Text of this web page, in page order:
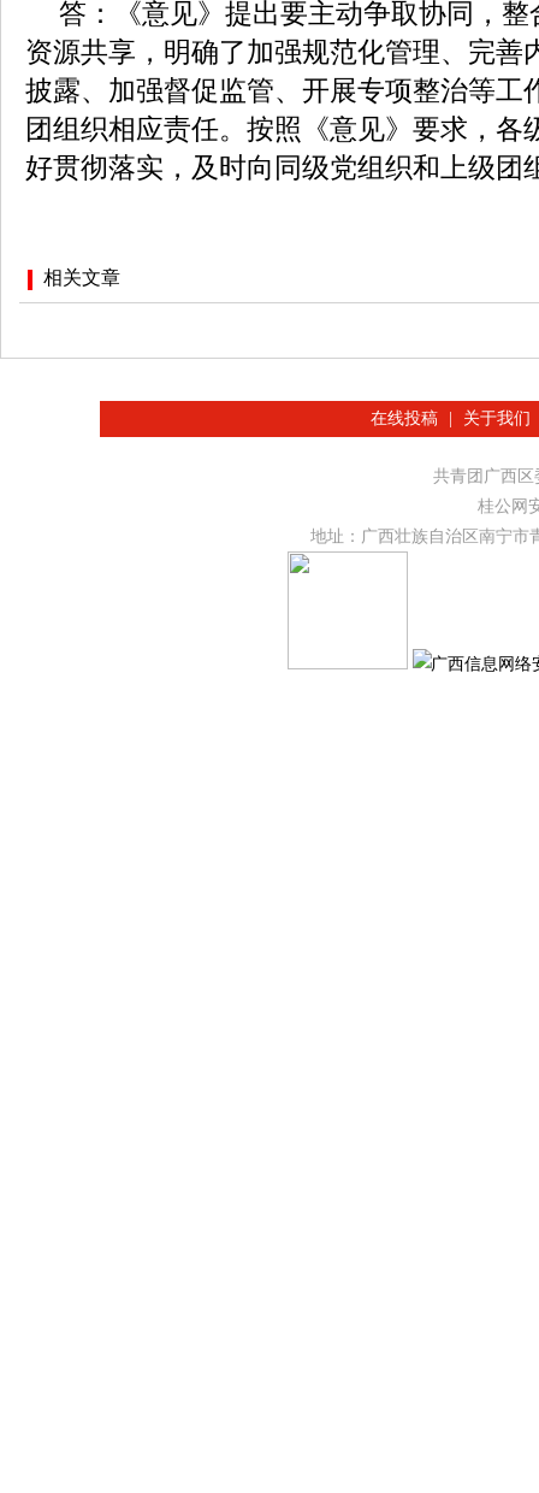
答：《意见》提出要主动争取协同，
资源共享，明确了加强规范化管理、完善
披露、加强督促监管、开展专项整治等工
团组织相应责任。按照《意见》要求，各
好贯彻落实，及时向同级党组织和上级团
相关文章
在线投稿 关于我们
共青团广西
桂公网
地址：广西壮族自治区南宁市